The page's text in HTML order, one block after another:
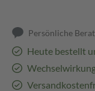
Persönliche
Heute bestellt